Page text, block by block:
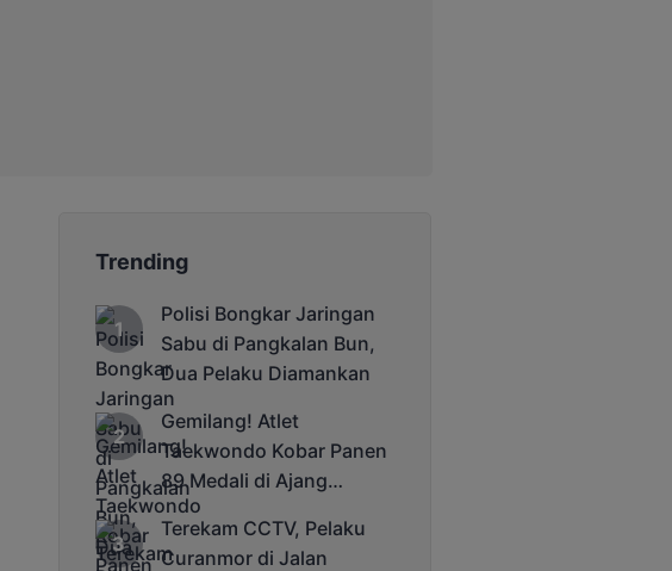
Trending
Polisi Bongkar Jaringan
Sabu di Pangkalan Bun,
Dua Pelaku Diamankan
Gemilang! Atlet
Taekwondo Kobar Panen
89 Medali di Ajang
Bergengsi Rektor Unda
Cup 2025
Terekam CCTV, Pelaku
Curanmor di Jalan